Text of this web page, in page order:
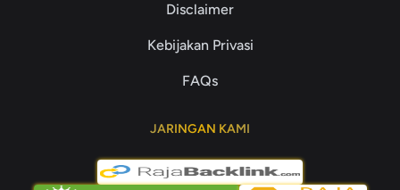
Disclaimer
Kebijakan Privasi
FAQs
JARINGAN KAMI